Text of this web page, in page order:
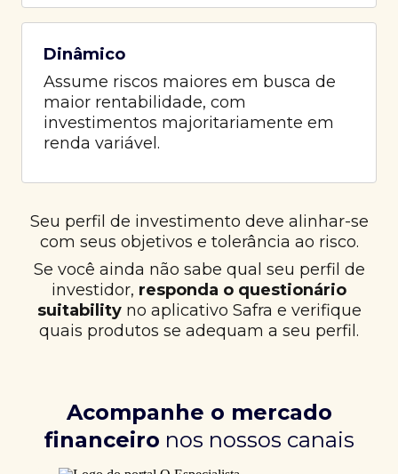
Dinâmico
Assume riscos maiores em busca de
maior rentabilidade, com
investimentos majoritariamente em
renda variável.
Seu perfil de investimento deve alinhar-se
com seus objetivos e tolerância ao risco.
Se você ainda não sabe qual seu perfil de
investidor, responda o questionário
suitabilityno aplicativo Safra e verifique
quais produtos se adequam a seu perfil.
Acompanhe o mercado
financeiro nos nossos canais